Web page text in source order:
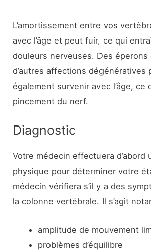
L’amortissement entre vos
avec l’âge et peut fuir, ce qui
douleurs nerveuses. Des
d’autres affections dégénératives
également survenir avec l’âge, ce
pincement du nerf.
Diagnostic
Votre médecin effectuera d’abord
physique pour déterminer votre
médecin vérifiera s’il y a des
la colonne vertébrale. Il s’agit
amplitude de mouvement
problèmes d’équilibre